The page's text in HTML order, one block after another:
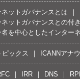
ネットガバナンスとは
ネットガバナンスとの付
名を中心としたインター
ピックス ICANNアナ
IRR DNS